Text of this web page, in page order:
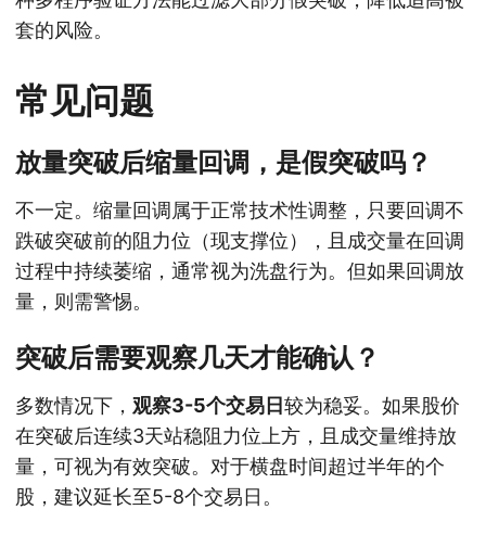
套的风险。
常见问题
放量突破后缩量回调，是假突破吗？
不一定。缩量回调属于正常技术性调整，只要回调不
跌破突破前的阻力位（现支撑位），且成交量在回调
过程中持续萎缩，通常视为洗盘行为。但如果回调放
量，则需警惕。
突破后需要观察几天才能确认？
多数情况下， 观察3-5个交易日较为稳妥。如果股价
在突破后连续3天站稳阻力位上方，且成交量维持放
量，可视为有效突破。对于横盘时间超过半年的个
股，建议延长至5-8个交易日。